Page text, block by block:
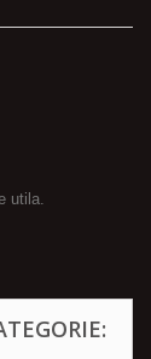
utila.